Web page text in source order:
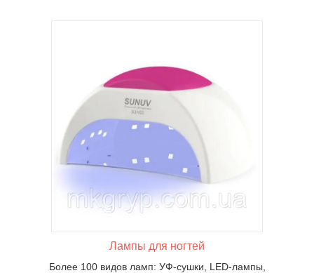
Лампы для ногтей
Более 100 видов ламп: УФ-сушки, LED-лампы,